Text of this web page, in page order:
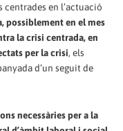
en l’actuació
possiblement en el mes
la crisi centrada, en
per la crisi, els
d’un seguit de
necessàries per a la